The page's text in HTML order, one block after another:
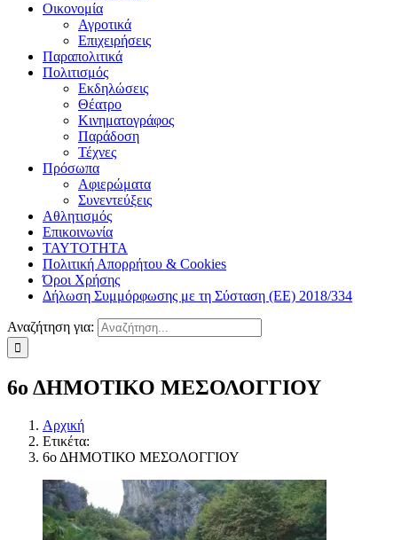
Οικονομία
Αγροτικά
Επιχειρήσεις
Παραπολιτικά
Πολιτισμός
Εκδηλώσεις
Θέατρο
Κινηματογράφος
Παράδοση
Τέχνες
Πρόσωπα
Αφιερώματα
Συνεντεύξεις
Αθλητισμός
Επικοινωνία
ΤΑΥΤΟΤΗΤΑ
Πολιτική Απορρήτου & Cookies
Όροι Χρήσης
Δήλωση Συμμόρφωσης με τη Σύσταση (ΕΕ) 2018/334
Αναζήτηση για:
6ο ΔΗΜΟΤΙΚΟ ΜΕΣΟΛΟΓΓΙΟΥ
Αρχική
Ετικέτα:
6ο ΔΗΜΟΤΙΚΟ ΜΕΣΟΛΟΓΓΙΟΥ